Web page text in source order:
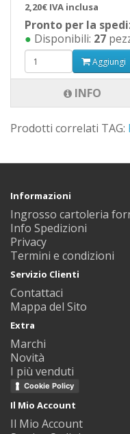
2,20€ IVA inclusa
Pronto per la
● Disponibili: 27
Aggiungi
INFO
Prodotti correlati TAG:
Informazioni
Ingrosso cartoleria
Info Spedizioni
Privacy
Termini e condizioni
Servizio Clienti
Contattaci
Mappa del Sito
Extra
Marchi
Novità
I più venduti
Cookie Policy
Il Mio Account
Il Mio Account